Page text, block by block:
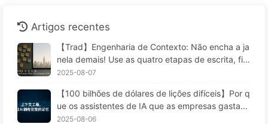
Artigos recentes
【Trad】Engenharia de Contexto: Não encha a ja
nela demais! Use as quatro etapas de escrita, filtr
agem, compressão e isolamento; fique atento à c
em, e mantenha o ruído do lado de fora — Apren
da AI 170
2025-08-07
【100 bilhões de dólares de lições difíceis】Por q
ue os assistentes de IA que as empresas gastam
fortunas para implementar "esquecem" nos mom
2025-08-06